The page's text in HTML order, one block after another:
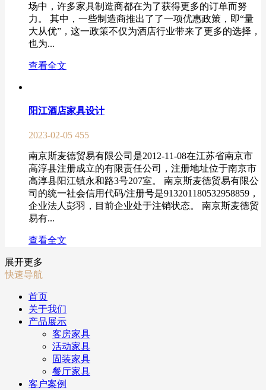
场中，许多家具制造商都在为了获得更多的订单而努
力。 其中，一些制造商推出了了一项优惠政策，即“量
大从优”，这一政策不仅为酒店行业带来了更多的选择，
也为...
查看全文
阳江酒店家具设计
2023-02-05 455
南京斯麦德贸易有限公司是2012-11-08在江苏省南京市
高淳县注册成立的有限责任公司，注册地址位于南京市
高淳县阳江镇永和路3号207室。 南京斯麦德贸易有限公
司的统一社会信用代码/注册号是913201180532958859，
企业法人彭羽，目前企业处于注销状态。 南京斯麦德贸
易有...
查看全文
展开更多
快速导航
首页
关于我们
产品展示
客房家具
活动家具
固装家具
餐厅家具
客户案例